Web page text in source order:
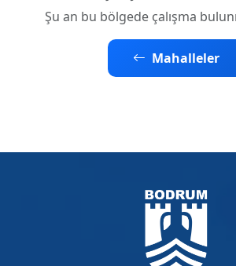
Şu an bu bölgede çalışma
Mahalleler